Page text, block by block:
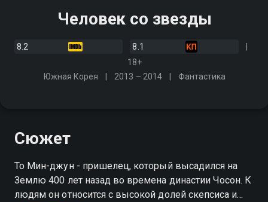
Человек со звезды
8.2
8.1
18+
Южная Корея
2013 – 2014 Фантастика
Сюжет
То Мин-джун - пришелец, который высадился на
Землю 400 лет назад во времена династии Чосон. К
людям он относится с высокой долей скепсиса и